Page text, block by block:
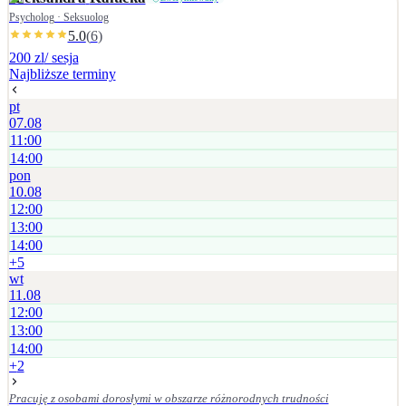
Psycholog · Seksuolog
5.0(6)
200 zl/ sesja
Najbliższe terminy
pt
07.08
11:00
14:00
pon
10.08
12:00
13:00
14:00
+5
wt
11.08
12:00
13:00
14:00
+2
Pracuję z osobami dorosłymi w obszarze różnorodnych trudności